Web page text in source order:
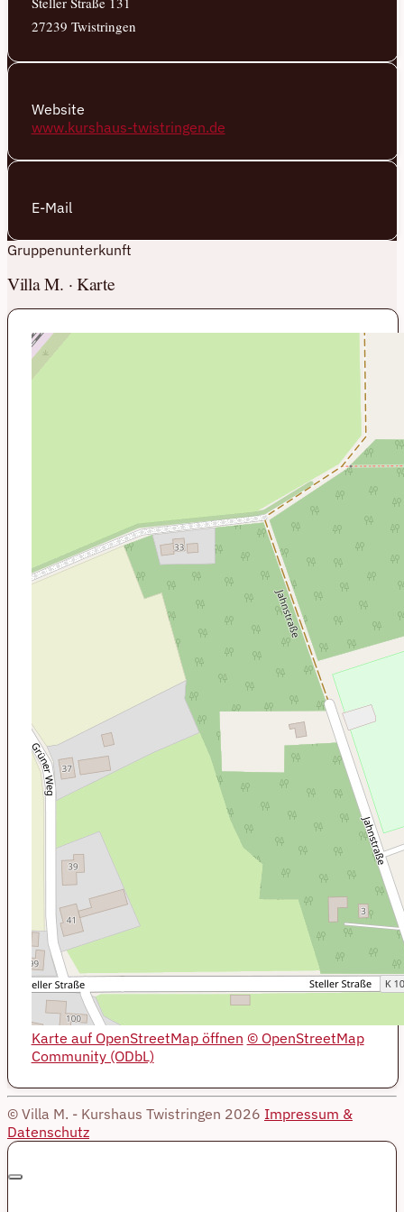
27239 Twistringen
Website
www.kurshaus-twistringen.de
E-Mail
Gruppenunterkunft
Villa M. · Karte
Karte auf OpenStreetMap öffnen © OpenStreetMap
Community (ODbL)
© Villa M. - Kurshaus Twistringen 2026 Impressum &
Datenschutz